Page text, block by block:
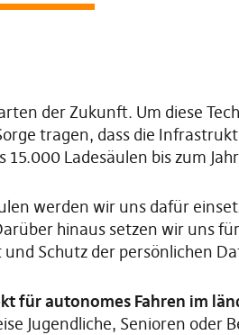
der Zukunft. Um diese
tragen, dass die
Ladesäulen bis zum
werden wir uns dafür
hinaus setzen wir uns
Schutz der persönlichen
für autonomes Fahren im
Jugendliche, Senioren oder